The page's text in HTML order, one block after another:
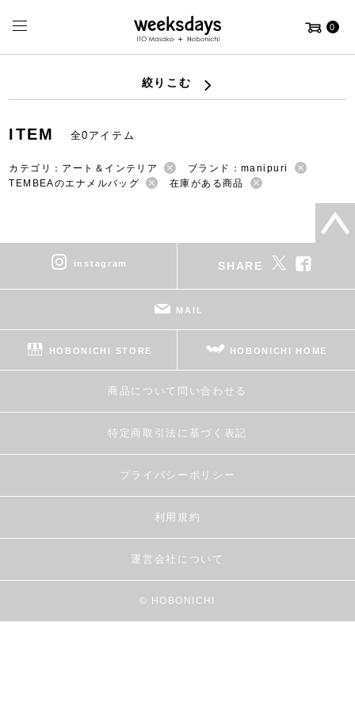
0
絞りこむ
ITEM 全0アイテム
カテゴリ：アート＆インテリア
ブランド：manipuri
TEMBEAのエナメルバッグ
在庫がある商品
instagram SHARE
MAIL
HOBONICHI STORE HOBONICHI HOME
商品について問い合わせる
特定商取引法に基づく表記
プライバシーポリシー
利用規約
運営会社について
© HOBONICHI